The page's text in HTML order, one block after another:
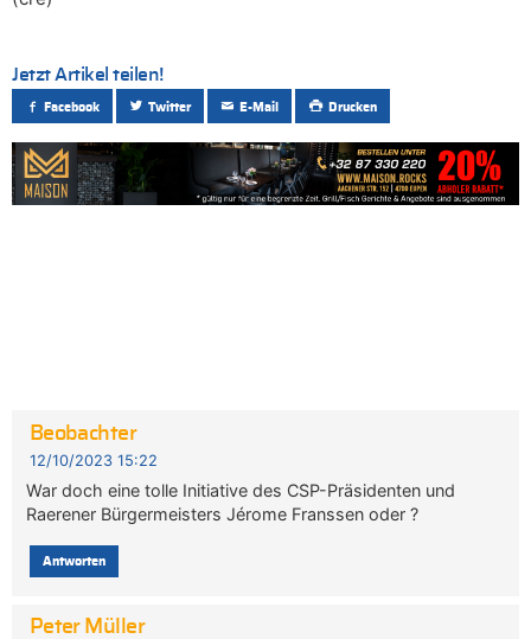
Jetzt Artikel teilen!
Facebook Twitter E-Mail Drucken
Beobachter
12/10/2023 15:22
War doch eine tolle Initiative des CSP-Präsidenten und
Raerener Bürgermeisters Jérome Franssen oder ?
Antworten
Peter Müller